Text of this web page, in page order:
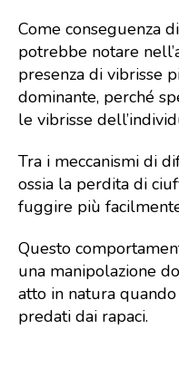
Come conseguenza
potrebbe notare
presenza di vibrisse
dominante, perché
le vibrisse
Tra i meccanismi di
ossia la perdita di
fuggire più
Questo
una manipolazione
atto in natura
predati dai rapaci.